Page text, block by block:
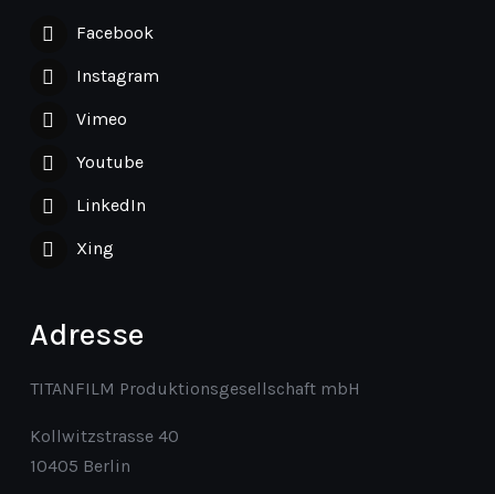
Facebook
Instagram
Vimeo
Youtube
LinkedIn
Xing
Adresse
TITANFILM Produktionsgesellschaft mbH
Kollwitzstrasse 40
10405 Berlin